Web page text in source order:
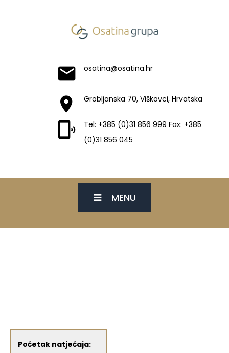
osatina@osatina.hr
Grobljanska 70, Viškovci, Hrvatska
Tel: +385 (0)31 856 999 Fax: +385
(0)31 856 045
MENU
'Početak natječaja: